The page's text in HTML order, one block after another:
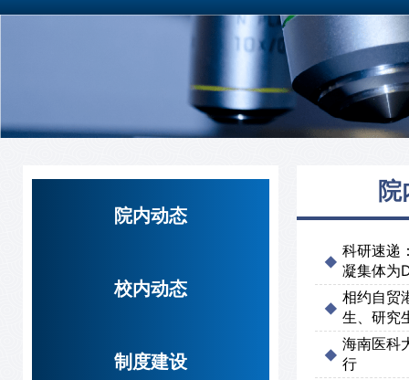
院内动态
校内动态
制度建设
科研速递
凝集体为
相约自贸
生、研究
海南医科
行